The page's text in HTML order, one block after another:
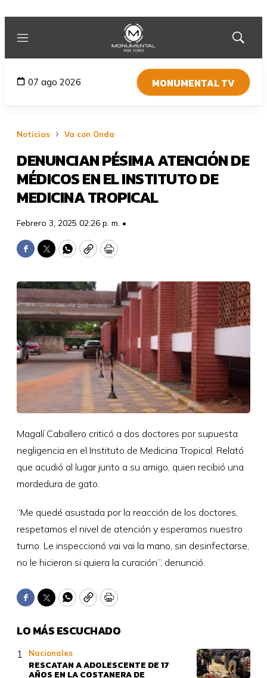
Menú
Mostrar
07 ago 2026 MONUMENTAL TV
Noticias Va con Onda
DENUNCIAN PÉSIMA ATENCIÓN DE
MÉDICOS EN EL INSTITUTO DE
MEDICINA TROPICAL
Febrero 3, 2025 02:26 p. m. •
Facebook
TwitterWhatsApp
CopyPrint
Magalí Caballero criticó a dos doctores por supuesta
negligencia en el Instituto de Medicina Tropical. Relató
que acudió al lugar junto a su amigo, quien recibió una
mordedura de gato.
“Me quedé asustada por la reacción de los doctores,
respetamos el nivel de atención y esperamos nuestro
turno. Le inspeccionó vai vai la mano, sin desinfectarse,
no le hicieron si quiera la curación”, denunció.
Facebook
TwitterWhatsApp
CopyPrint
LO MÁS ESCUCHADO
Nacionales
RESCATAN A ADOLESCENTE DE 17
AÑOS EN LA COSTANERA DE